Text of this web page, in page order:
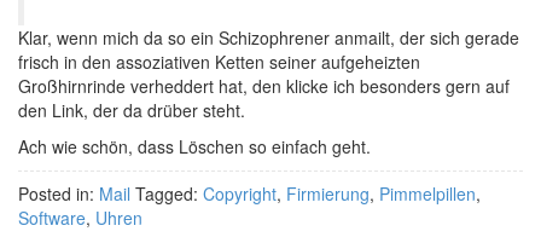
Klar, wenn mich da so ein Schizophrener anmailt, der sich gerade
frisch in den assoziativen Ketten seiner aufgeheizten
Großhirnrinde verheddert hat, den klicke ich besonders gern auf
den Link, der da drüber steht.
Ach wie schön, dass Löschen so einfach geht.
Posted in: Mail Tagged: Copyright, Firmierung, Pimmelpillen,
Software, Uhren